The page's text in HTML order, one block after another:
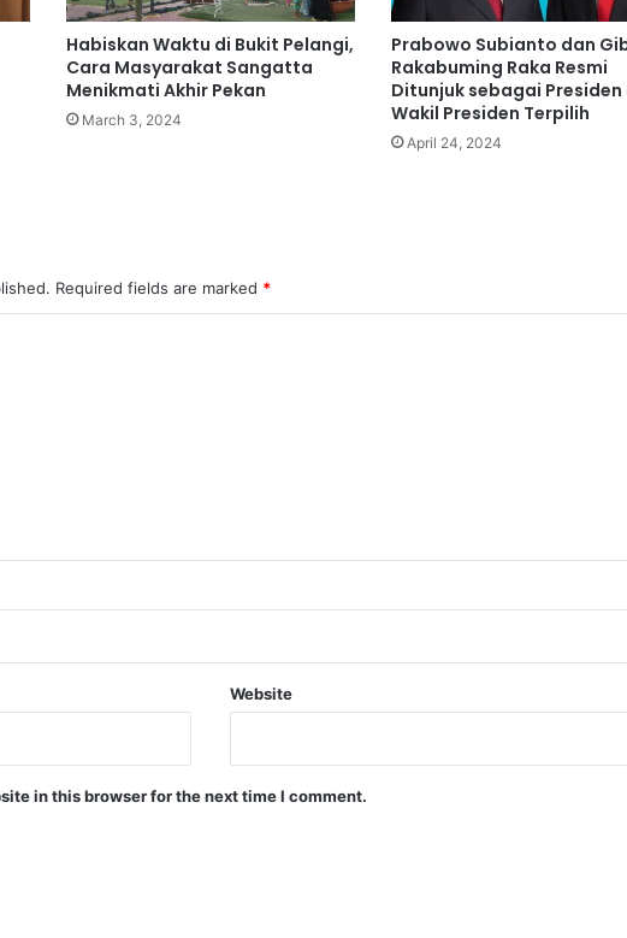
Habiskan Waktu di Bukit Pelangi,
Cara Masyarakat Sangatta
Menikmati Akhir Pekan
March 3, 2024
Prabowo Subianto dan
Rakabuming Raka Resmi
Ditunjuk sebagai Presiden
Wakil Presiden Terpilih
April 24, 2024
Required fields are marked *
Website
in this browser for the next time I comment.